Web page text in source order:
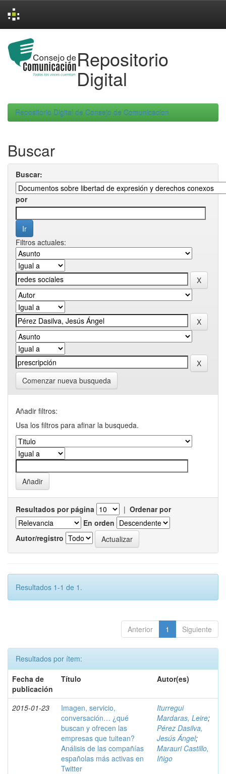
navigation
Repositorio
Digital
Repositorio Digital de Consejo de Comunicacion
Buscar
Buscar:
por
Filtros actuales:
Comenzar nueva busqueda
Añadir filtros:
Usa los filtros para afinar la busqueda.
Resultados por página | Ordenar por
En orden
Autor/registro
Resultados 1-1 de 1.
Anterior 1 Siguiente
Resultados por ítem:
Fecha de
publicación
Título Autor(es)
2015-01-23
Imagen, servicio,
conversación… ¿qué
buscan y ofrecen las
empresas que tuitean?
Análisis de las compañías
españolas más activas en
Twitter
Iturregui
Mardaras, Leire;
Pérez Dasilva,
Jesús Ángel;
Marauri Castillo,
Iñigo